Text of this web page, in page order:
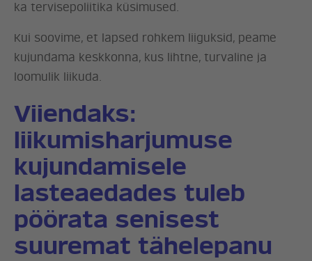
ka tervisepoliitika küsimused.
Kui soovime, et lapsed rohkem liiguksid, peame
kujundama keskkonna, kus lihtne, turvaline ja
loomulik liikuda.
Viiendaks:
liikumisharjumuse
kujundamisele
lasteaedades tuleb
pöörata senisest
suuremat tähelepanu